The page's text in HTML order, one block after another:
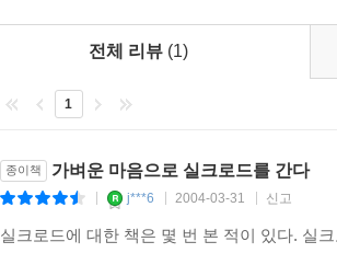
전체 리뷰 (1)
1
종이책 가벼운 마음으로 실크로드를 간다
j***6 2004-03-31 신고
실크로드에 대한 책은 몇 번 본 적이 있다. 실